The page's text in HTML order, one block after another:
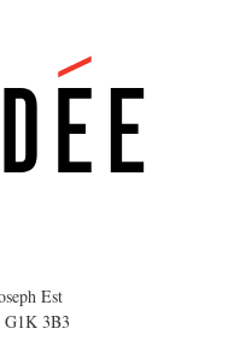
Est
G1K 3B3